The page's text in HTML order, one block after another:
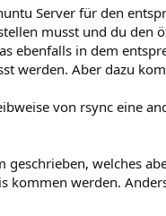
Server für den
musst und du den
ebenfalls in dem
werden. Aber dazu
von rsync eine
welches
kommen werden.